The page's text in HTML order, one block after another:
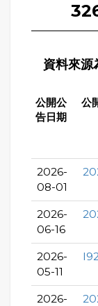
資料來源
公開公
告日期
公
2026-
08-01
2026-
06-16
2026-
05-11
2026-